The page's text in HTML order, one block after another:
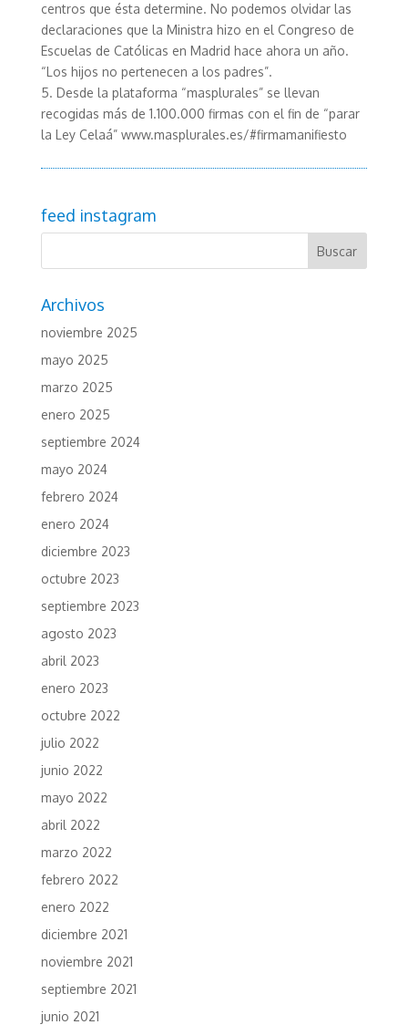
centros que ésta determine. No podemos olvidar las
declaraciones que la Ministra hizo en el Congreso de
Escuelas de Católicas en Madrid hace ahora un año.
“Los hijos no pertenecen a los padres”.
5. Desde la plataforma “masplurales” se llevan
recogidas más de 1.100.000 firmas con el fin de “parar
la Ley Celaá” www.masplurales.es/#firmamanifiesto
feed instagram
Archivos
noviembre 2025
mayo 2025
marzo 2025
enero 2025
septiembre 2024
mayo 2024
febrero 2024
enero 2024
diciembre 2023
octubre 2023
septiembre 2023
agosto 2023
abril 2023
enero 2023
octubre 2022
julio 2022
junio 2022
mayo 2022
abril 2022
marzo 2022
febrero 2022
enero 2022
diciembre 2021
noviembre 2021
septiembre 2021
junio 2021